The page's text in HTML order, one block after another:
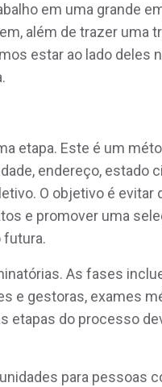
em uma grande
além de trazer uma
estar ao lado deles
etapa. Este é um
endereço, estado
O objetivo é evitar
e promover uma
futura.
As fases
e gestoras, exames
etapas do processo
para pessoas